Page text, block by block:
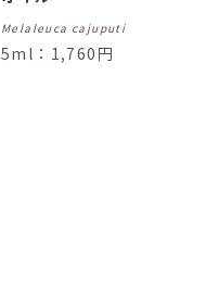
Melaleuca cajuputi
5ml：1,760円